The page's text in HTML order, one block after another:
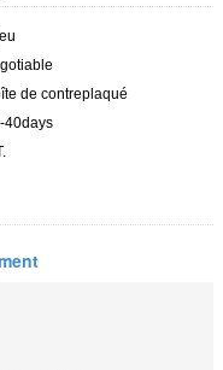
de contreplaqué
40days